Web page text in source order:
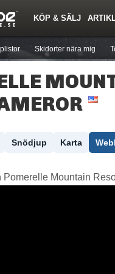
KÖP & SÄLJ
Skidorter nära mig
Snödjup Karta
Pomerelle Mountain